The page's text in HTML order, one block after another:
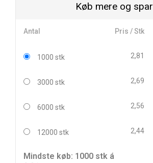
Køb mere og spar
Antal Pris / Stk
1000 stk 2,81
3000 stk 2,69
6000 stk 2,56
12000 stk 2,44
Mindste køb: 1000 stk á